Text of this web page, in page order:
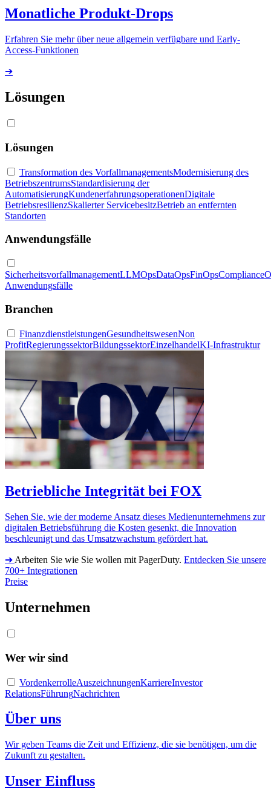
Monatliche Produkt-Drops
Erfahren Sie mehr über neue allgemein verfügbare und Early-
Access-Funktionen
➔
Lösungen
Lösungen
Transformation des VorfallmanagementsModernisierung des
BetriebszentrumsStandardisierung der
AutomatisierungKundenerfahrungsoperationenDigitale
BetriebsresilienzSkalierter ServicebesitzBetrieb an entfernten
Standorten
Anwendungsfälle
SicherheitsvorfallmanagementLLMOpsDataOpsFinOps
Anwendungsfälle
Branchen
FinanzdienstleistungenGesundheitswesenNon
ProfitRegierungssektorBildungssektorEinzelhandelKI-Infrastruktur
Betriebliche Integrität bei FOX
Sehen Sie, wie der moderne Ansatz dieses Medienunternehmens zur
digitalen Betriebsführung die Kosten gesenkt, die Innovation
beschleunigt und das Umsatzwachstum gefördert hat.
➔ Arbeiten Sie wie Sie wollen mit PagerDuty. Entdecken Sie unsere
700+ Integrationen
Preise
Unternehmen
Wer wir sind
VordenkerrolleAuszeichnungenKarriereInvestor
RelationsFührungNachrichten
Über uns
Wir geben Teams die Zeit und Effizienz, die sie benötigen, um die
Zukunft zu gestalten.
Unser Einfluss